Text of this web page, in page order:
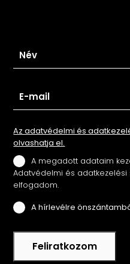
Az adatvédelmi és
olvashatja el.
A megadott adataim
Adatvédelmi és adatkezelési
elfogadom.
A hírlevélre
Feliratkozom